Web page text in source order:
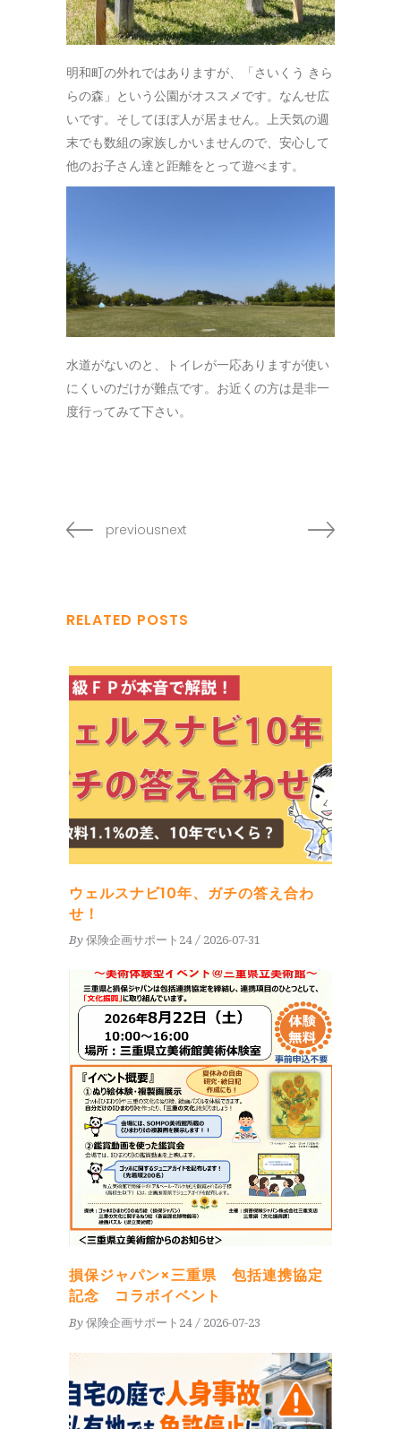
明和町の外れではありますが、「さいくう きら
らの森」という公園がオススメです。なんせ広
いです。そしてほぼ人が居ません。上天気の週
末でも数組の家族しかいませんので、安心して
他のお子さん達と距離をとって遊べます。
水道がないのと、トイレが一応ありますが使い
にくいのだけが難点です。お近くの方は是非一
度行ってみて下さい。
previousnext
RELATED POSTS
ウェルスナビ10年、ガチの答え合わ
せ！
By 保険企画サポート24 2026-07-31
損保ジャパン×三重県 包括連携協定
記念 コラボイベント
By 保険企画サポート24 2026-07-23